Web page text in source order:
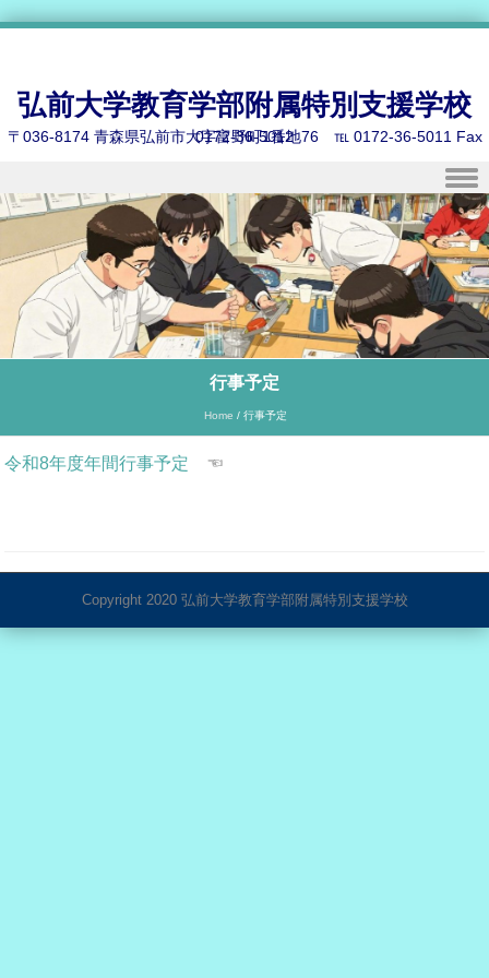
弘前大学教育学部附属特別支援学校
〒036-8174 青森県弘前市大字富野町1番地76 ℡ 0172-36-5011 Fax 0172-36-5012
Skip to content
行事予定
Home / 行事予定
令和8年度年間行事予定 ☜
Copyright 2020 弘前大学教育学部附属特別支援学校